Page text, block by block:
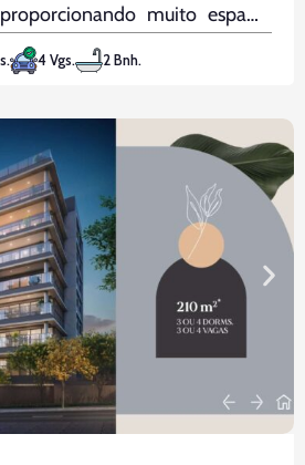
muito espaço
O imóvel possui 4 vagas
embutidos em todos os
4 Vgs. 2 Bnh.